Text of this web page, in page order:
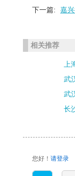
下一篇:
嘉
相关推荐
武
武
长
您好！请登录